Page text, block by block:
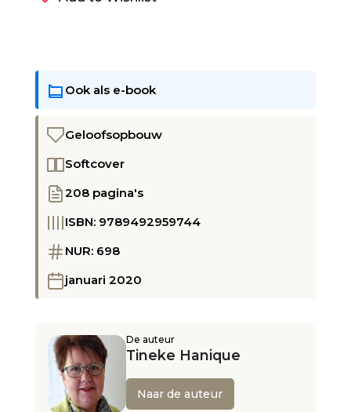
Ook als e-book
Geloofsopbouw
Softcover
208 pagina's
ISBN: 9789492959744
NUR: 698
januari 2020
De auteur
Tineke Hanique
Naar de auteur